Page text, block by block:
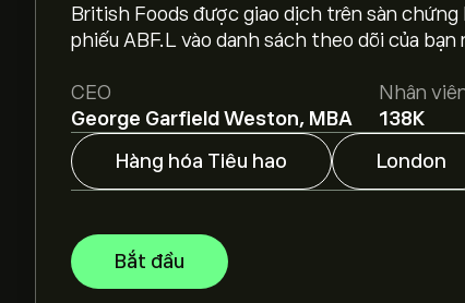
British Foods được giao dịch trên sàn
phiếu ABF.L vào danh sách theo dõi của bạn
CEO
George Garfield Weston, MBA
Nhân
138K
Hàng hóa Tiêu hao
London
Bắt đầu
Giá mục tiêu trung bình của Associated
Các chuyên gia dự báo giá Associated
tài chính và dự kiến tăng trưởng. Hãy kiểm
Dựa trên khuyến nghị từ 4 nhà phân tích